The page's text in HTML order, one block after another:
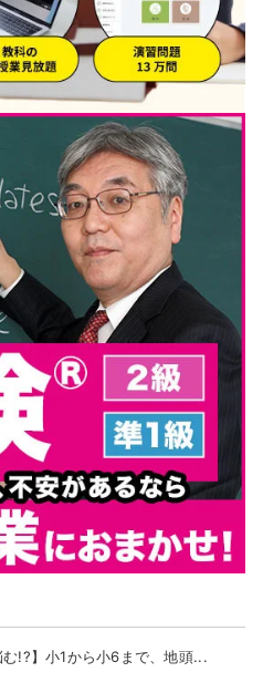
む!?】小1から小6まで、地頭...